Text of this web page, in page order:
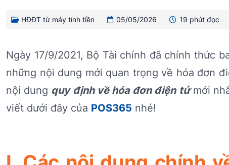
HĐĐT từ máy tính tiền 05/05/2026 19 phút đọc
Ngày 17/9/2021, Bộ Tài chính đã chính thức
những nội dung mới quan trọng về hóa đơn
nội dung quy định về hóa đơn điện tửmới
viết dưới đây của POS365 nhé!